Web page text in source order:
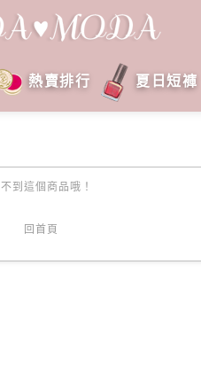
熱賣排行 夏日短褲
到這個商品哦！
回首頁